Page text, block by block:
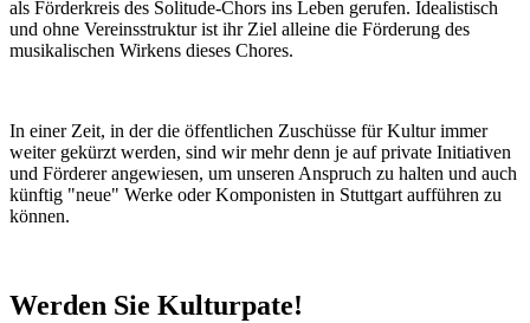
als Förderkreis des Solitude-Chors ins Leben gerufen. Idealistisch
und ohne Vereinsstruktur ist ihr Ziel alleine die Förderung des
musikalischen Wirkens dieses Chores.
In einer Zeit, in der die öffentlichen Zuschüsse für Kultur immer
weiter gekürzt werden, sind wir mehr denn je auf private Initiativen
und Förderer angewiesen, um unseren Anspruch zu halten und auch
künftig "neue" Werke oder Komponisten in Stuttgart aufführen zu
können.
Werden Sie Kulturpate!